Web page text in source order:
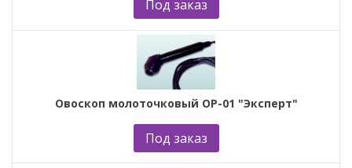
Под заказ
Овоскоп молоточковый ОР-01 "Эксперт"
Под заказ